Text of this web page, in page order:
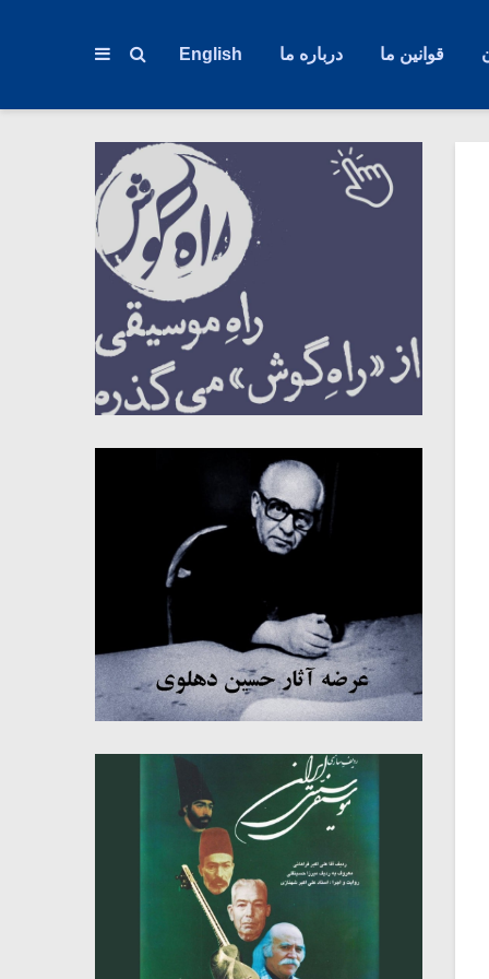
قوانین ما درباره ما English
میکلوش روژا